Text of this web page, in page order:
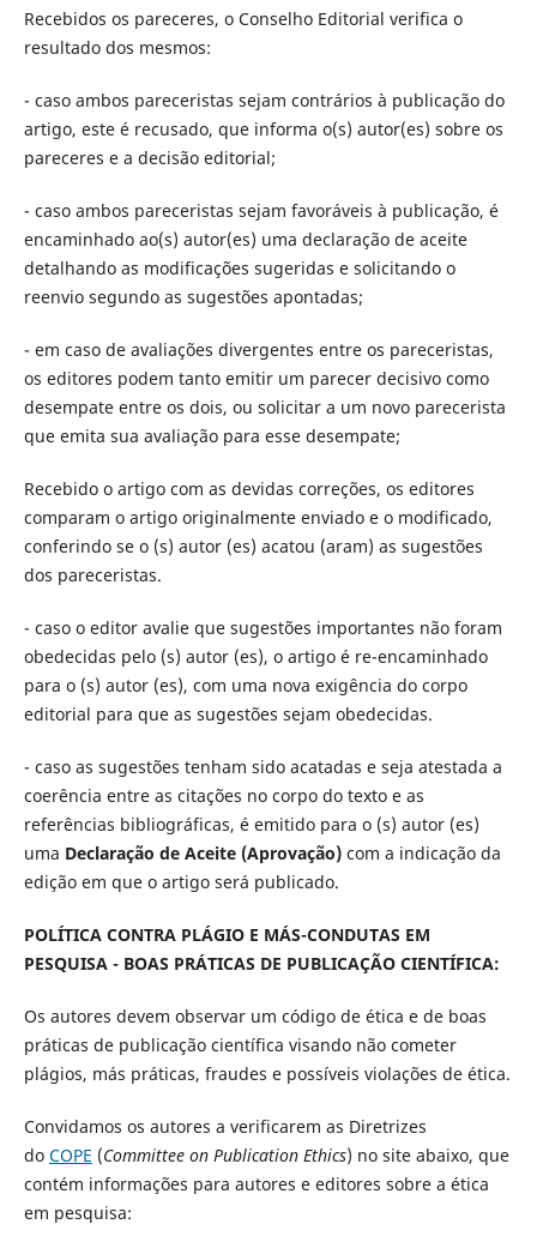
Recebidos os pareceres, o Conselho Editorial verifica o
resultado dos mesmos:
- caso ambos pareceristas sejam contrários à publicação do
artigo, este é recusado, que informa o(s) autor(es) sobre os
pareceres e a decisão editorial;
- caso ambos pareceristas sejam favoráveis à publicação, é
encaminhado ao(s) autor(es) uma declaração de aceite
detalhando as modificações sugeridas e solicitando o
reenvio segundo as sugestões apontadas;
- em caso de avaliações divergentes entre os pareceristas,
os editores podem tanto emitir um parecer decisivo como
desempate entre os dois, ou solicitar a um novo parecerista
que emita sua avaliação para esse desempate;
Recebido o artigo com as devidas correções, os editores
comparam o artigo originalmente enviado e o modificado,
conferindo se o (s) autor (es) acatou (aram) as sugestões
dos pareceristas.
- caso o editor avalie que sugestões importantes não foram
obedecidas pelo (s) autor (es), o artigo é re-encaminhado
para o (s) autor (es), com uma nova exigência do corpo
editorial para que as sugestões sejam obedecidas.
- caso as sugestões tenham sido acatadas e seja atestada a
coerência entre as citações no corpo do texto e as
referências bibliográficas, é emitido para o (s) autor (es)
uma Declaração de Aceite (Aprovação)com a indicação da
edição em que o artigo será publicado.
POLÍTICA CONTRA PLÁGIO E MÁS-CONDUTAS EM
PESQUISA - BOAS PRÁTICAS DE PUBLICAÇÃO CIENTÍFICA:
Os autores devem observar um código de ética e de boas
práticas de publicação científica visando não cometer
plágios, más práticas, fraudes e possíveis violações de ética.
Convidamos os autores a verificarem as Diretrizes
do COPE (Committee on Publication Ethics) no site abaixo, que
contém informações para autores e editores sobre a ética
em pesquisa: